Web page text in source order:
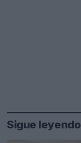
Sigue leyendo